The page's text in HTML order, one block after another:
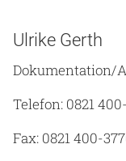
Ulrike Gerth
Dokumentation/
Telefon: 0821
Fax: 0821 400-